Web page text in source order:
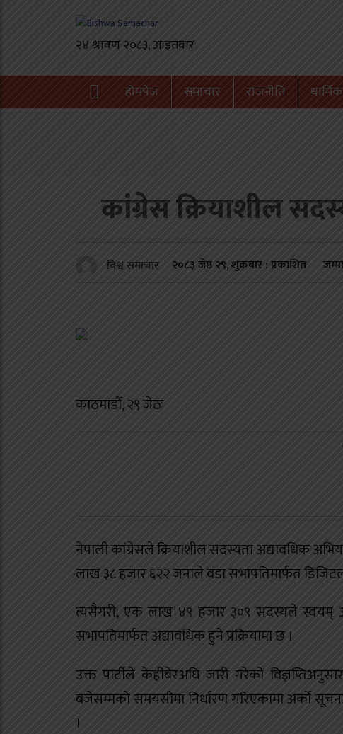
होमपेज समाचार राजनीति धार्मिक
कांग्रेस क्रियाशील
विश्व समाचार २०८३ जेष्ठ २९, शुक्रबार : प्रकाशित जम्मा
काठमाडौँ, २९ जेठः
नेपाली कांग्रेसले क्रियाशील सदस्यता अद्यावधिक
लाख ३८ हजार ६२२ जनाले वडा सभापतिमार्फत
त्यसैगरी, एक लाख ४९ हजार ३०९ सदस्यले स्वयम्
सभापतिमार्फत अद्यावधिक हुने प्रक्रियामा छ ।
उक्त पार्टीले केहीबेरअघि जारी गरेको
बजेसम्मको समयसीमा निर्धारण गरिएकामा अर्को
।